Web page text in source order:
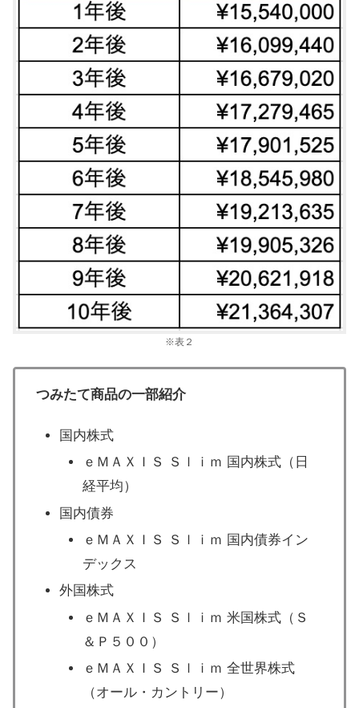
※表２
つみたて商品の一部紹介
国内株式
ｅＭＡＸＩＳ Ｓｌｉｍ 国内株式（日
経平均）
国内債券
ｅＭＡＸＩＳ Ｓｌｉｍ 国内債券イン
デックス
外国株式
ｅＭＡＸＩＳ Ｓｌｉｍ 米国株式（Ｓ
＆Ｐ５００）
ｅＭＡＸＩＳ Ｓｌｉｍ 全世界株式
（オール・カントリー）